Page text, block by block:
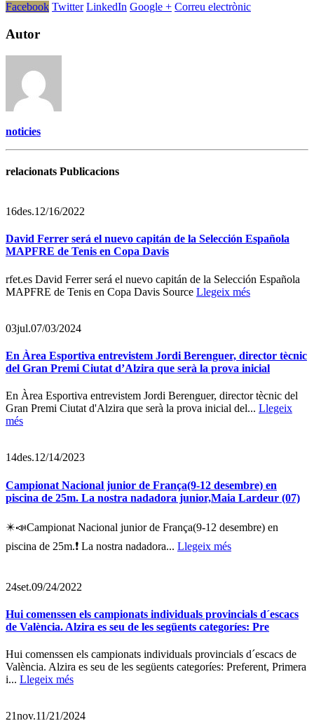
Facebook Twitter LinkedIn Google + Correu electrònic
Autor
noticies
relacionats Publicacions
16des.12/16/2022
David Ferrer será el nuevo capitán de la Selección Española
MAPFRE de Tenis en Copa Davis
rfet.es David Ferrer será el nuevo capitán de la Selección Española
MAPFRE de Tenis en Copa Davis Source Llegeix més
03jul.07/03/2024
En Àrea Esportiva entrevistem Jordi Berenguer, director tècnic
del Gran Premi Ciutat d’Alzira que serà la prova inicial
En Àrea Esportiva entrevistem Jordi Berenguer, director tècnic del
Gran Premi Ciutat d'Alzira que serà la prova inicial del... Llegeix
més
14des.12/14/2023
Campionat Nacional junior de França(9-12 desembre) en
piscina de 25m. La nostra nadadora junior,Maia Lardeur (07)
✴️📣Campionat Nacional junior de França(9-12 desembre) en
piscina de 25m.❗ La nostra nadadora... Llegeix més
24set.09/24/2022
Hui comenssen els campionats individuals provincials d´escacs
de València. Alzira es seu de les següents categoríes: Pre
Hui comenssen els campionats individuals provincials d´escacs de
València. Alzira es seu de les següents categoríes: Preferent, Primera
i... Llegeix més
21nov.11/21/2024